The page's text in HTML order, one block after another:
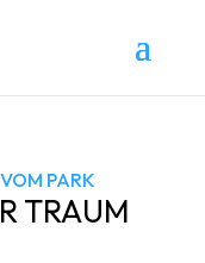
TRAUM